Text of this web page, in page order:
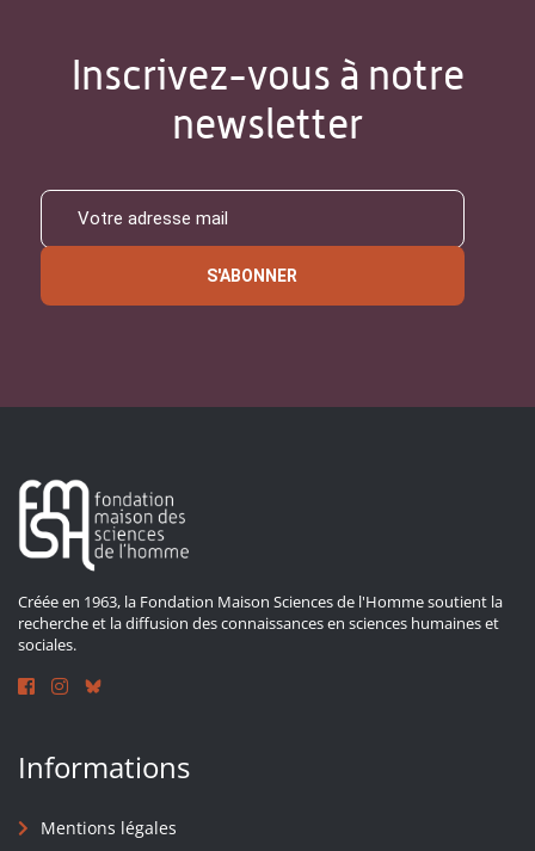
Inscrivez-vous à notre
newsletter
S'ABONNER
Créée en 1963, la Fondation Maison Sciences de l'Homme soutient la
recherche et la diffusion des connaissances en sciences humaines et
sociales.
Informations
Mentions légales